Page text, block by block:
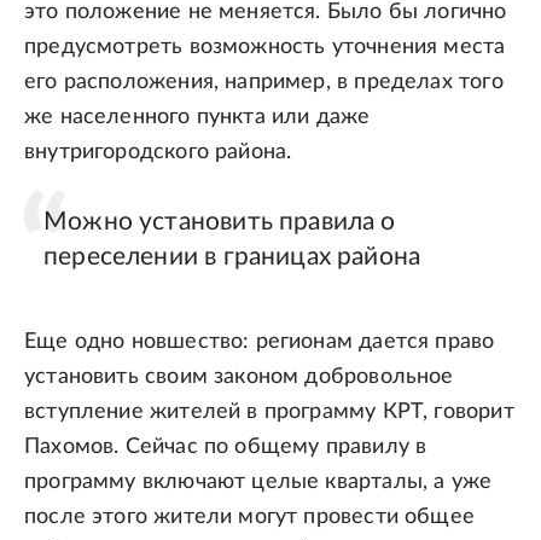
это положение не меняется. Было бы логично
предусмотреть возможность уточнения места
его расположения, например, в пределах того
же населенного пункта или даже
внутригородского района.
Можно установить правила о
переселении в границах района
Еще одно новшество: регионам дается право
установить своим законом добровольное
вступление жителей в программу КРТ, говорит
Пахомов. Сейчас по общему правилу в
программу включают целые кварталы, а уже
после этого жители могут провести общее